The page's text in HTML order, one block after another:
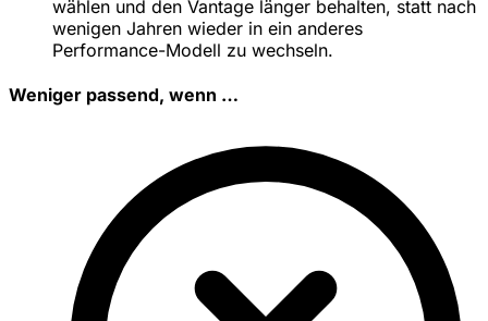
wählen und den Vantage länger behalten, statt nach
wenigen Jahren wieder in ein anderes
Performance-Modell zu wechseln.
Weniger passend, wenn …